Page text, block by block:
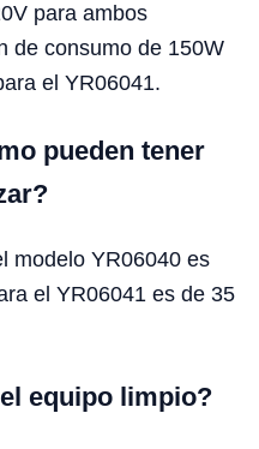
para ambos
de consumo de 150W
el YR06041.
pueden tener
modelo YR06040 es
el YR06041 es de 35
equipo limpio?